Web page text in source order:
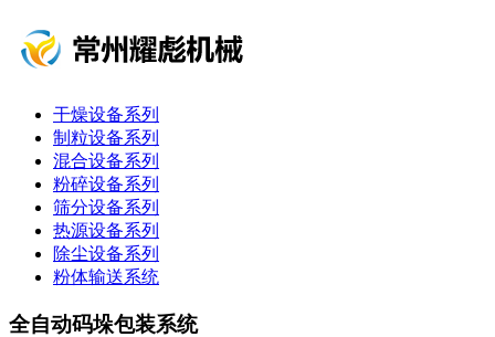
干燥设备系列
制粒设备系列
混合设备系列
粉碎设备系列
筛分设备系列
热源设备系列
除尘设备系列
粉体输送系统
全自动码垛包装系统